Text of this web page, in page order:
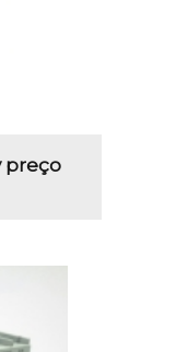
preço